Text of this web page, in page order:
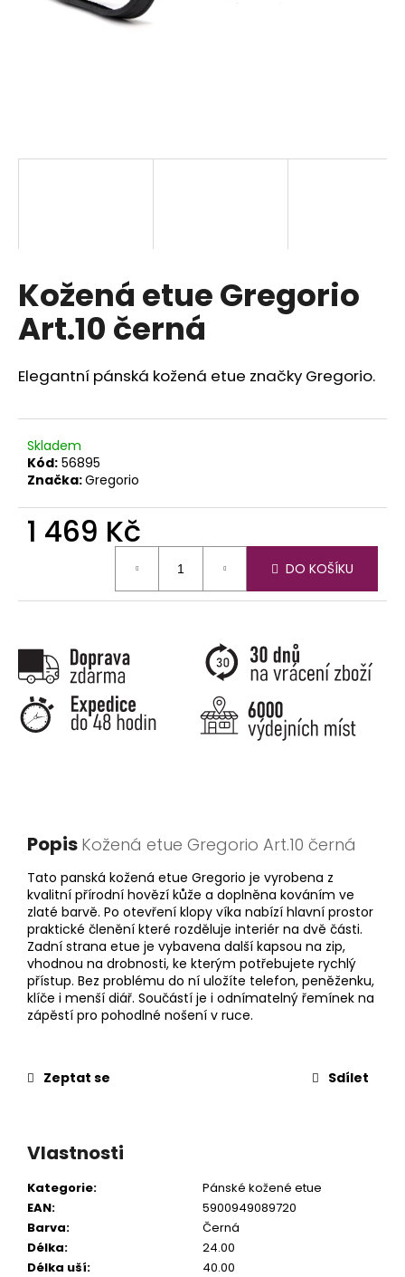
Kožená etue Gregorio
Art.10 černá
Elegantní pánská kožená etue značky Gregorio.
Skladem
Kód: 56895
Značka:Gregorio
1 469 Kč
DO KOŠÍKU
Popis Kožená etue Gregorio Art.10 černá
Tato panská kožená etue Gregorio je vyrobena z
kvalitní přírodní hovězí kůže a doplněna kováním ve
zlaté barvě. Po otevření klopy víka nabízí hlavní prostor
praktické členění které rozděluje interiér na dvě části.
Zadní strana etue je vybavena další kapsou na zip,
vhodnou na drobnosti, ke kterým potřebujete rychlý
přístup. Bez problému do ní uložíte telefon, peněženku,
klíče i menší diář. Součástí je i odnímatelný řemínek na
zápěstí pro pohodlné nošení v ruce.
Zeptat se Sdílet
Vlastnosti
Kategorie:
Pánské kožené etue
EAN:
5900949089720
Barva:
Černá
Délka:
24.00
Délka uší:
40.00
D
o
p
r
u
e
m
e